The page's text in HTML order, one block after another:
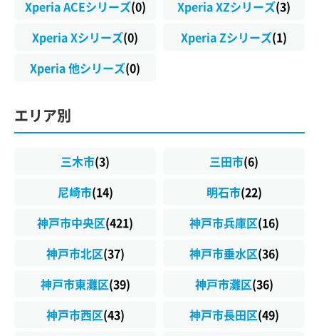
Xperia ACEシリーズ(0) Xperia XZシリーズ(3)
Xperia Xシリーズ(0) Xperia Zシリーズ(1)
Xperia 他シリーズ(0)
エリア別
三木市(3) 三田市(6)
尼崎市(14) 明石市(22)
神戸市中央区(421) 神戸市兵庫区(16)
神戸市北区(37) 神戸市垂水区(36)
神戸市東灘区(39) 神戸市灘区(36)
神戸市西区(43) 神戸市長田区(49)